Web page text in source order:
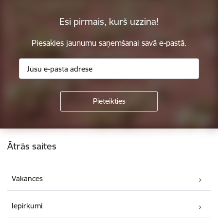
Esi pirmais, kurš uzzina!
Piesakies jaunumu saņemšanai savā e-pastā.
Kājene
Ātrās saites
Vakances
Iepirkumi